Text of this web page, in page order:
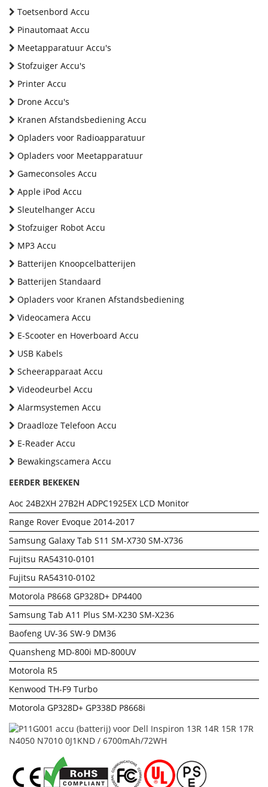
Toetsenbord Accu
Pinautomaat Accu
Meetapparatuur Accu's
Stofzuiger Accu's
Printer Accu
Drone Accu's
Kranen Afstandsbediening Accu
Opladers voor Radioapparatuur
Opladers voor Meetapparatuur
Gameconsoles Accu
Apple iPod Accu
Sleutelhanger Accu
Stofzuiger Robot Accu
MP3 Accu
Batterijen Knoopcelbatterijen
Batterijen Standaard
Opladers voor Kranen Afstandsbediening
Videocamera Accu
E-Scooter en Hoverboard Accu
USB Kabels
Scheerapparaat Accu
Videodeurbel Accu
Alarmsystemen Accu
Draadloze Telefoon Accu
E-Reader Accu
Bewakingscamera Accu
EERDER BEKEKEN
Aoc 24B2XH 27B2H ADPC1925EX LCD Monitor
Range Rover Evoque 2014-2017
Samsung Galaxy Tab S11 SM-X730 SM-X736
Fujitsu RA54310-0101
Fujitsu RA54310-0102
Motorola P8668 GP328D+ DP4400
Samsung Tab A11 Plus SM-X230 SM-X236
Baofeng UV-36 SW-9 DM36
Quansheng MD-800i MD-800UV
Motorola R5
Kenwood TH-F9 Turbo
Motorola GP328D+ GP338D P8668i